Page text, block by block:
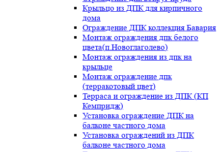
Крыльцо из ДПК для кирпичного
дома
Ограждение ДПК коллекция Бавария
Монтаж ограждения дпк белого
цвета(п.Новоглаголево)
Монтаж ограждения из дпк на
крыльце
Монтаж ограждение дпк
(терракотовый цвет)
Терраса и ограждение из ДПК (КП
Кемпридж)
Установка ограждение ДПК на
балконе частного дома
Установка ограждений из ДПК
балконе частного дома